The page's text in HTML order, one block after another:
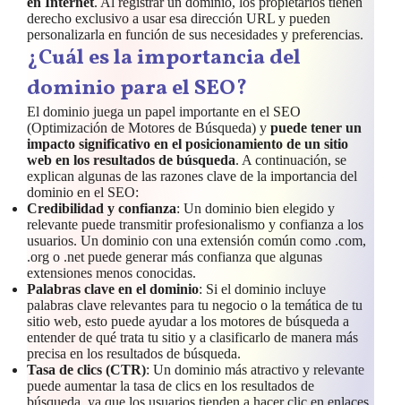
derecho exclusivo a usar esa dirección URL y pueden
personalizarla en función de sus necesidades y preferencias.
¿Cuál es la importancia del
dominio para el SEO?
El dominio juega un papel importante en el SEO
(Optimización de Motores de Búsqueda) y puede tener un
impacto significativo en el posicionamiento de un sitio
web en los resultados de búsqueda. A continuación, se
explican algunas de las razones clave de la importancia del
dominio en el SEO:
Credibilidad y confianza: Un dominio bien elegido y
relevante puede transmitir profesionalismo y confianza a los
usuarios. Un dominio con una extensión común como .com,
.org o .net puede generar más confianza que algunas
extensiones menos conocidas.
Palabras clave en el dominio: Si el dominio incluye
palabras clave relevantes para tu negocio o la temática de tu
sitio web, esto puede ayudar a los motores de búsqueda a
entender de qué trata tu sitio y a clasificarlo de manera más
precisa en los resultados de búsqueda.
Tasa de clics (CTR): Un dominio más atractivo y relevante
puede aumentar la tasa de clics en los resultados de
búsqueda, ya que los usuarios tienden a hacer clic en enlaces